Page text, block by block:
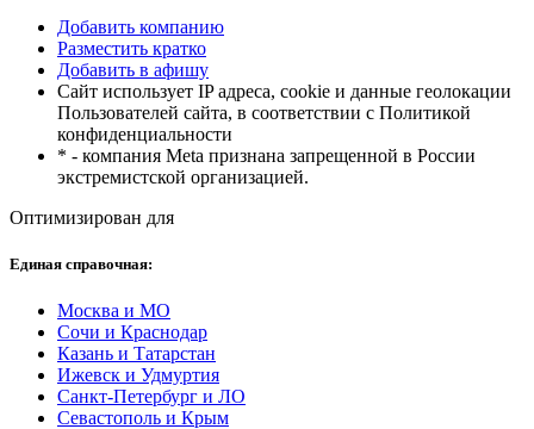
Добавить компанию
Разместить кратко
Добавить в афишу
Сайт использует IP адреса, cookie и данные геолокации
Пользователей сайта, в соответствии с Политикой
конфиденциальности
* - компания Meta признана запрещенной в России
экстремистской организацией.
Оптимизирован для
Единая справочная:
Москва и МО
Сочи и Краснодар
Казань и Татарстан
Ижевск и Удмуртия
Санкт-Петербург и ЛО
Севастополь и Крым